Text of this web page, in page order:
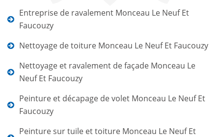
Entreprise de ravalement Monceau Le Neuf Et
Faucouzy
Nettoyage de toiture Monceau Le Neuf Et Faucouzy
Nettoyage et ravalement de façade Monceau Le
Neuf Et Faucouzy
Peinture et décapage de volet Monceau Le Neuf Et
Faucouzy
Peinture sur tuile et toiture Monceau Le Neuf Et